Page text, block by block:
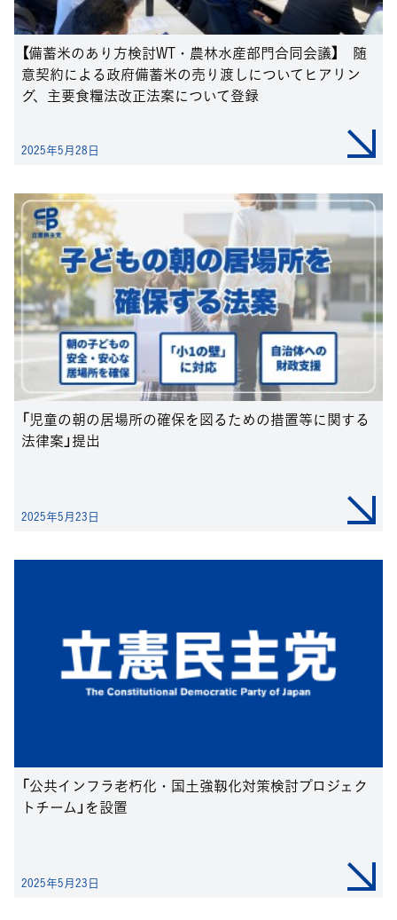
【備蓄米のあり方検討WT・農林水産部門合同会議】 随
意契約による政府備蓄米の売り渡しについてヒアリン
グ、主要食糧法改正法案について登録
2025年5月28日
「児童の朝の居場所の確保を図るための措置等に関する
法律案」提出
2025年5月23日
「公共インフラ老朽化・国土強靱化対策検討プロジェク
トチーム」を設置
2025年5月23日